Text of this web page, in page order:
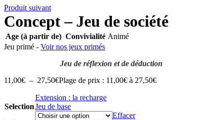
Produit suivant
Concept – Jeu de société
Age (à partir de) Convivialité Animé
Jeu primé - Voir nos jeux primés
Jeu de réflexion et de déduction
11,00€ – 27,50€Plage de prix : 11,00€ à 27,50€
Selection
Extension : la recharge
Jeu de base
Effacer